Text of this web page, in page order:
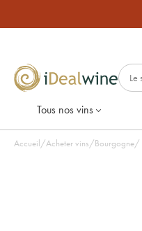
Tous nos vins
Accueil/Acheter vins/Bourgogne/